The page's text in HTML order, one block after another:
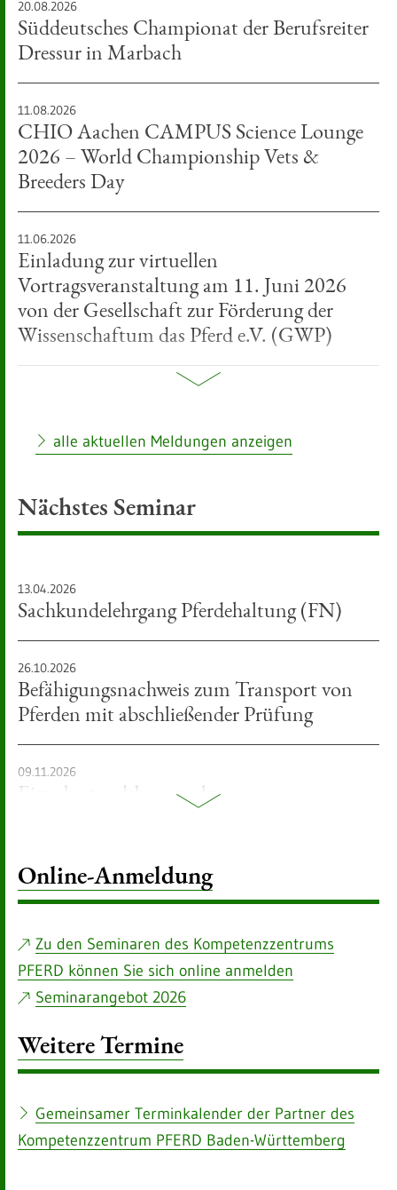
20.08.2026:
Süddeutsches Championat der Berufsreiter
Dressur in Marbach
11.08.2026:
CHIO Aachen CAMPUS Science Lounge
2026 – World Championship Vets &
Breeders Day
11.06.2026:
Einladung zur virtuellen
Vortragsveranstaltung am 11. Juni 2026
von der Gesellschaft zur Förderung der
Wissenschaftum das Pferd e.V. (GWP)
Zuchtleitung und im Kompetenzzentrum
Pferd Baden-Württemberg ab 1. Juni 2026
:
Zweiter Herdenschutztag an der HfWU
alle aktuellen Meldungen anzeigen
Nächstes Seminar
13.04.2026:
Sachkundelehrgang Pferdehaltung (FN)
26.10.2026:
Befähigungsnachweis zum Transport von
Pferden mit abschließender Prüfung
09.11.2026
Eigenbestandsbesamerkurs
Online-Anmeldung
Zu den Seminaren des Kompetenzzentrums
PFERD können Sie sich online anmelden
Seminarangebot 2026
Weitere Termine
Gemeinsamer Terminkalender der Partner des
Kompetenzzentrum PFERD Baden-Württemberg